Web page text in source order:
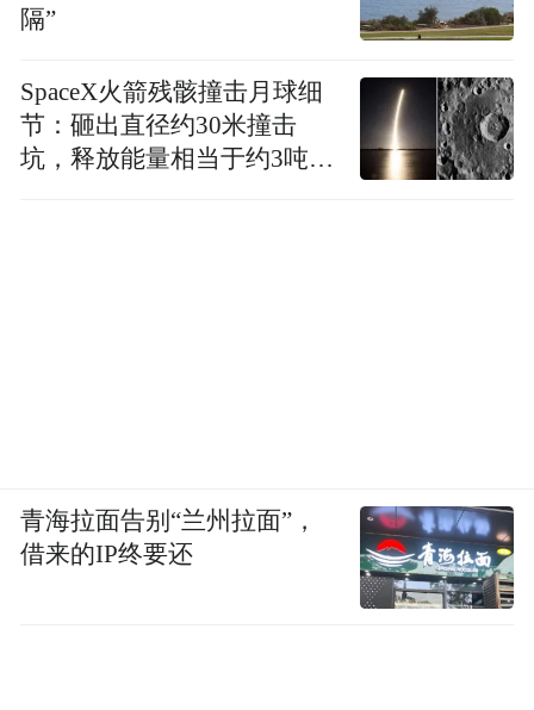
隔”
SpaceX火箭残骸撞击月球细
节：砸出直径约30米撞击
坑，释放能量相当于约3吨
青海拉面告别“兰州拉面”，
借来的IP终要还